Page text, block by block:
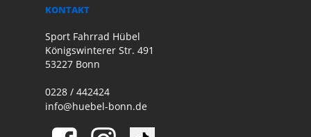
KONTAKT
Sport Fahrrad Hübel
Königswinterer Str. 491
53227 Bonn
0228 / 442424
info@huebel-bonn.de